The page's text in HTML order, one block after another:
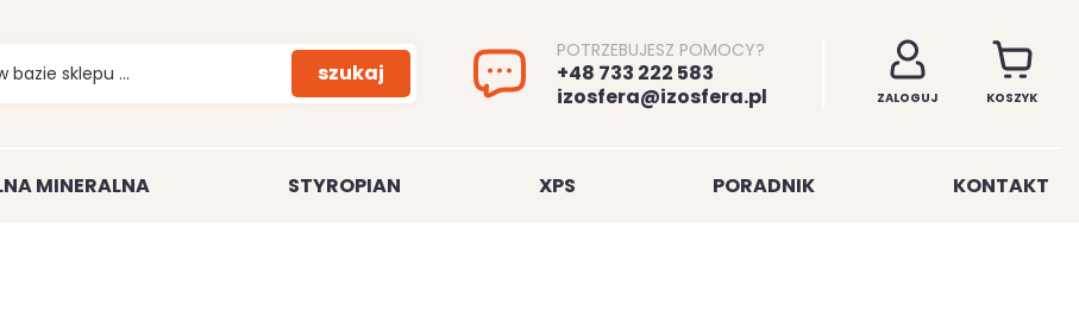
szukaj
POTRZEBUJESZ POMOCY?
+48 733 222 583
izosfera@izosfera.pl
ZALOGUJ KOSZYK
MINERALNA STYROPIAN XPS PORADNIK KONTAKT